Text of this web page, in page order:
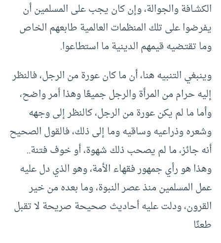
الكشـافة والجوالة، وإن كان يجب على المسلمين أن
يفرضوا على تلك المنظمات العالمية طابعهم الخاص
وما تقتـضيه قيمهم الدينية ما استطاعوا.
وينبغي التنبيه هنا، أن ما كان عورة من الرجل، فالنظر
إليه حرام من المرأة والرجل جميعًا وهذا أمر واضح،
وأما ما لم يكن عورة من الرجل، كالنظر إلى وجهه
وشعره وذراعيه وساقيه وما إلى ذلك، فالقول الصحيح
أنه جائز، ما لم يصحب ذلك شهوة، أو خوف فتنة..
وهذا هو رأي جمهور فقهاء الأمة، وهو الذي دل عليه
عمل المسلمين منذ عصر النبوة، وما بعده من خير
القرون، ودلت عليه أحاديث صحيحة صريحة لا تقبل
طعنًا